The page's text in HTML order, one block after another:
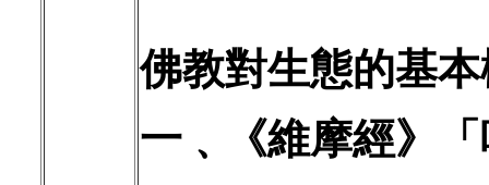
佛教對生態的基
一﹑《維摩經》